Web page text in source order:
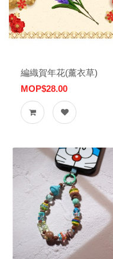
編織賀年花(薰衣草)
MOP$28.00